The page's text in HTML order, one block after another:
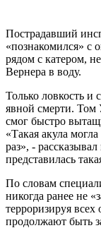
Пострадавший
«познакомился» с
рядом с катером,
Вернера в воду.
Только ловкость и
явной смерти. Том
смог быстро
«Такая акула
раз», -
представилась
По словам
никогда ранее не
терроризируя
продолжают быть